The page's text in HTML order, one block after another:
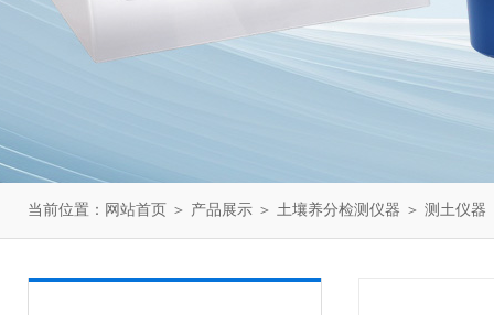
当前位置： 网站首页 ＞ 产品展示 ＞ 土壤养分检测仪器 ＞ 测土仪器